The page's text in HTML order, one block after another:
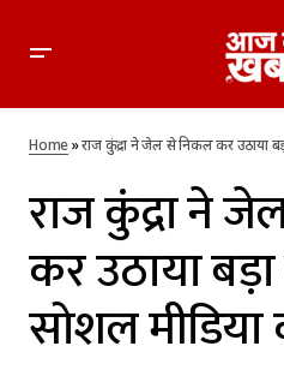
अलविदा
Home»राज कुंद्रा ने जेल से निकल कर उठाया
राज कुंद्रा ने
कर उठाया
सोशल